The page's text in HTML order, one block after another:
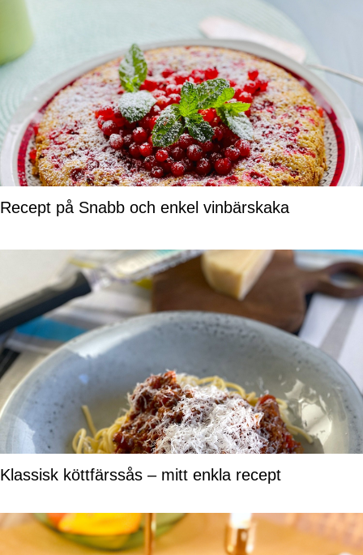
Recept på Snabb och enkel vinbärskaka
Klassisk köttfärssås – mitt enkla recept